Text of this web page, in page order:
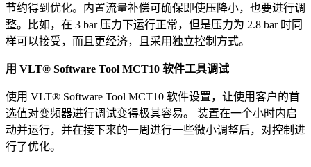
节约得到优化。内置流量补偿可确保即使压降小，也要进行调
整。比如，在 3 bar 压力下运行正常，但是压力为 2.8 bar 时同
样可以接受，而且更经济，且采用独立控制方式。
用 VLT® Software Tool MCT10 软件工具调试
使用 VLT® Software Tool MCT10 软件设置，让使用客户的首
选值对变频器进行调试变得极其容易。 装置在一个小时内启
动并运行，并在接下来的一周进行一些微小调整后，对控制进
行了优化。